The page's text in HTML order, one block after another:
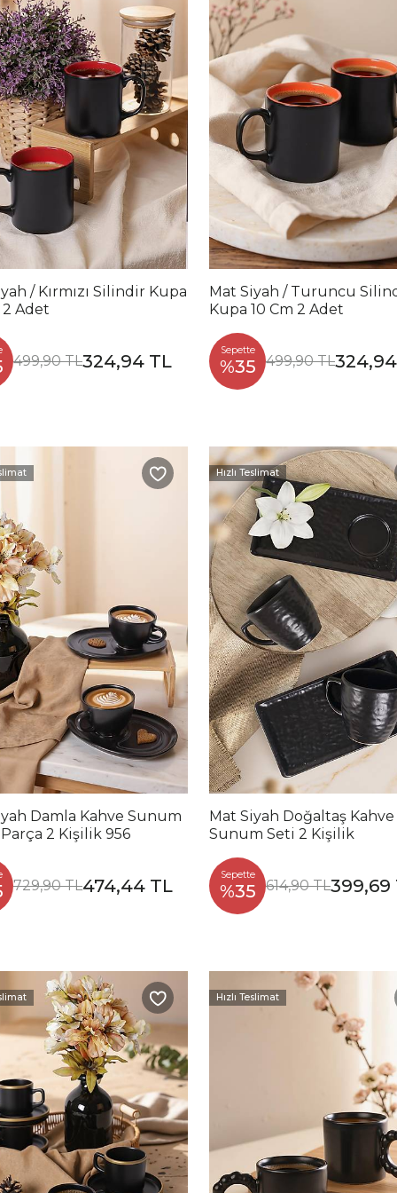
/ Kırmızı Silindir Kupa
2 Adet
499,90 TL324,94 TL
Mat Siyah / Turuncu
Kupa 10 Cm 2 Adet
Sepette
%35 499,90 TL
Damla Kahve Sunum
2 Kişilik 956
729,90 TL474,44 TL
Hızlı Teslimat
Mat Siyah Doğaltaş Kahve
Sunum Seti 2 Kişilik
Sepette
%35 614,90 TL399,69
Hızlı Teslimat